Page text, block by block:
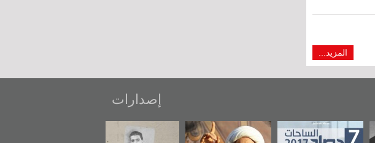
المزيد...
إصدارات
عاشوراء البحرين...
شهداء وطن
«جَوْ»: رواية